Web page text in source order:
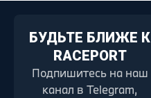
БУДЬТЕ БЛИЖЕ К
RACEPORT
Подпишитесь на наш
канал в Telegram,